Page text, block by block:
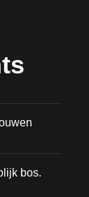
bos.